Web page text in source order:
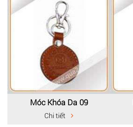
Móc Khóa Da 09
Chi tiết